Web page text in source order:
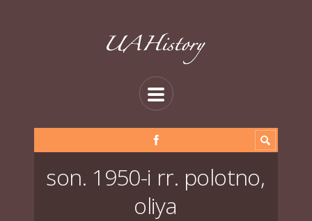
son. 1950-i rr. polotno,
oliya